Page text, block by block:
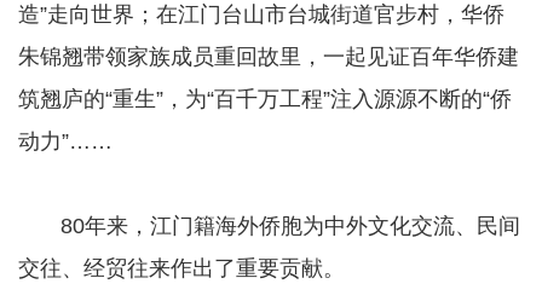
造”走向世界；在江门台山市台城街道官步村，华侨
朱锦翘带领家族成员重回故里，一起见证百年华侨建
筑翘庐的“重生”，为“百千万工程”注入源源不断的“侨
动力”……
​​​​​​​ 80年来，江门籍海外侨胞为中外文化交流、民间
交往、经贸往来作出了重要贡献。